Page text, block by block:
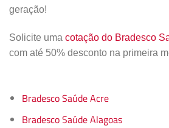
geração!
Solicite uma cotação do Bradesco
com até 50% desconto na primeira
Bradesco Saúde Acre
Bradesco Saúde Alagoas